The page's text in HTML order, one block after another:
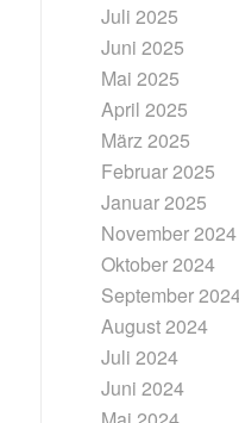
Juli 2025
Juni 2025
Mai 2025
April 2025
März 2025
Februar 2025
Januar 2025
November 2024
Oktober 2024
September
August 2024
Juli 2024
Juni 2024